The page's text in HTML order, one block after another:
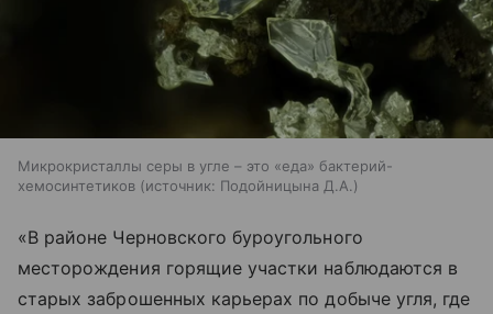
Микрокристаллы серы в угле – это «еда» бактерий-
хемосинтетиков
источник: Подойницына Д.А.
«В районе Черновского буроугольного
месторождения горящие участки наблюдаются в
старых заброшенных карьерах по добыче угля, где